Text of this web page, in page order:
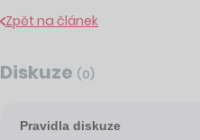
Zpět na článek
Diskuze (0)
Pravidla diskuze